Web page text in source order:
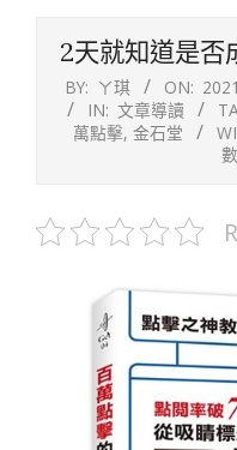
2天就知道是否
BY: ㄚ琪 ON:
IN: 文章導讀
萬點擊, 金石堂